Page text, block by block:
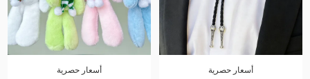
أسعار حصرية أسعار حصرية